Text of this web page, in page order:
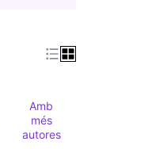
Amb
més
autores